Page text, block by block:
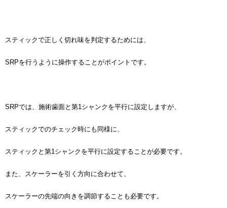
スティックで正しく切れ味を判定するためには、
SRPを行うように操作することがポイントです。
SRPでは、施術歯面と第1シャンクを平行に設定しますが、
スティックでのチェック時にも同様に、
スティックと第1シャンクを平行に設定することが必要です。
また、スケーラーを引く方向に合わせて、
スケーラーの先端の向きを調節することも必要です。